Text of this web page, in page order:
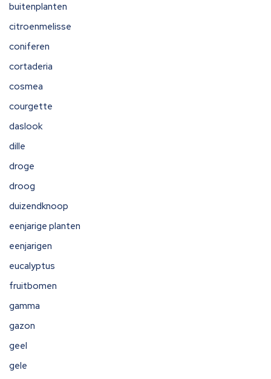
buitenplanten
citroenmelisse
coniferen
cortaderia
cosmea
courgette
daslook
dille
droge
droog
duizendknoop
eenjarige planten
eenjarigen
eucalyptus
fruitbomen
gamma
gazon
geel
gele